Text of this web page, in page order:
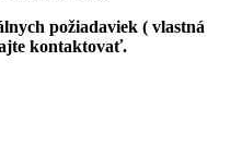
požiadaviek ( vlastná
kontaktovať.